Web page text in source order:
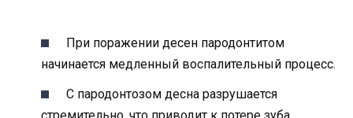
При поражении десен пародонтитом
начинается медленный воспалительный процесс.
С пародонтозом десна разрушается